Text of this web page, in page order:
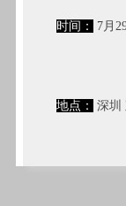
时间： 7月
地点： 深圳